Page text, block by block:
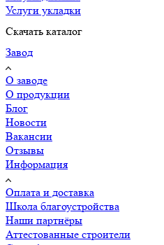
Услуги укладки
Скачать каталог
Завод
О заводе
О продукции
Блог
Новости
Вакансии
Отзывы
Информация
Оплата и доставка
Школа благоустройства
Наши партнёры
Аттестованные строители